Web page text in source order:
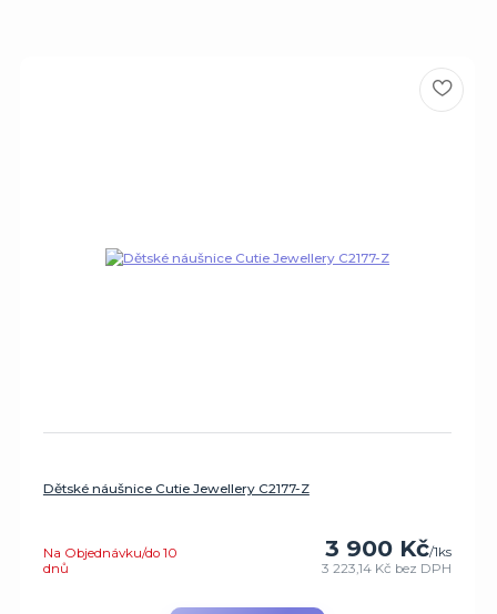
Dětské náušnice Cutie Jewellery C2177-Z
3 900 Kč/1ks
3 223,14 Kč bez DPH
Na Objednávku/do 10
dnů